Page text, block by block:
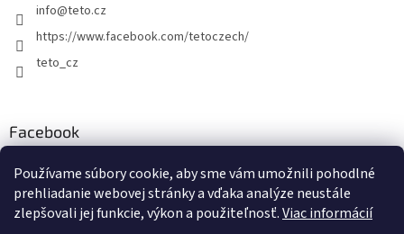
Používame súbory cookie, aby sme vám umožnili pohodlné
prehliadanie webovej stránky a vďaka analýze neustále
zlepšovali jej funkcie, výkon a použiteľnosť.Viac informácií
info@teto.cz
https://www.facebook.com/tetoczech/
teto_cz
Facebook